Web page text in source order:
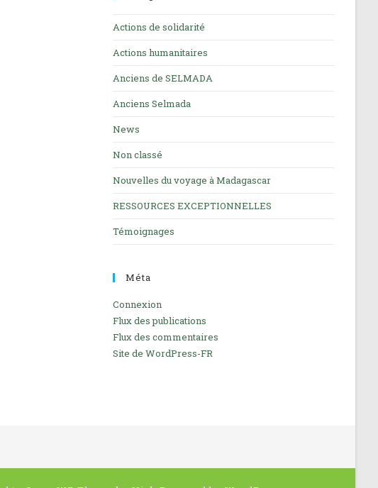
Actions de solidarité
Actions humanitaires
Anciens de SELMADA
Anciens Selmada
News
Non classé
Nouvelles du voyage à Madagascar
RESSOURCES EXCEPTIONNELLES
Témoignages
Méta
Connexion
Flux des publications
Flux des commentaires
Site de WordPress-FR